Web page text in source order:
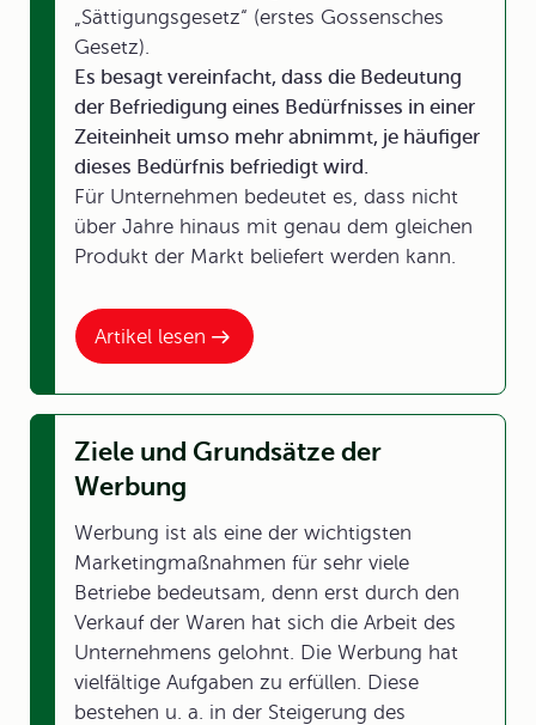
Artikel lesen
„Sättigungsgesetz“ (erstes Gossensches
Gesetz).
Es besagt vereinfacht, dass die Bedeutung
der Befriedigung eines Bedürfnisses in einer
Zeiteinheit umso mehr abnimmt, je häufiger
dieses Bedürfnis befriedigt wird.
Für Unternehmen bedeutet es, dass nicht
über Jahre hinaus mit genau dem gleichen
Produkt der Markt beliefert werden kann.
Ziele und Grundsätze der
Werbung
Werbung ist als eine der wichtigsten
Marketingmaßnahmen für sehr viele
Betriebe bedeutsam, denn erst durch den
Verkauf der Waren hat sich die Arbeit des
Unternehmens gelohnt. Die Werbung hat
vielfältige Aufgaben zu erfüllen. Diese
bestehen u. a. in der Steigerung des